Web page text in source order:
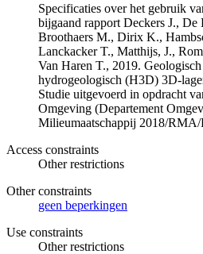
Specificaties over het gebruik
bijgaand rapport Deckers J.,
Broothaers M., Dirix K.,
Lanckacker T., Matthijs, J.,
Van Haren T., 2019.
hydrogeologisch (H3D) 3D-
Studie uitgevoerd in opdracht
Omgeving (Departement
Milieumaatschappij 2018/
Access constraints
Other restrictions
Other constraints
geen beperkingen
Use constraints
Other restrictions